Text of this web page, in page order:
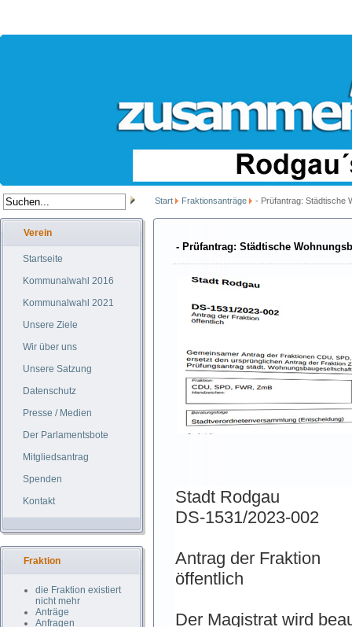
Start Fraktionsanträge - Prüfantrag: Städtische
Verein
Startseite
Kommunalwahl 2016
Kommunalwahl 2021
Unsere Ziele
Wir über uns
Unsere Satzung
Datenschutz
Presse / Medien
Der Parlamentsbote
Mitgliedsantrag
Spenden
Kontakt
Fraktion
die Fraktion existiert
nicht mehr
Anträge
Anfragen
- Prüfantrag: Städtische
Stadt Rodgau
DS-1531/2023-002
Antrag der Fraktion
öffentlich
Der Magistrat wird